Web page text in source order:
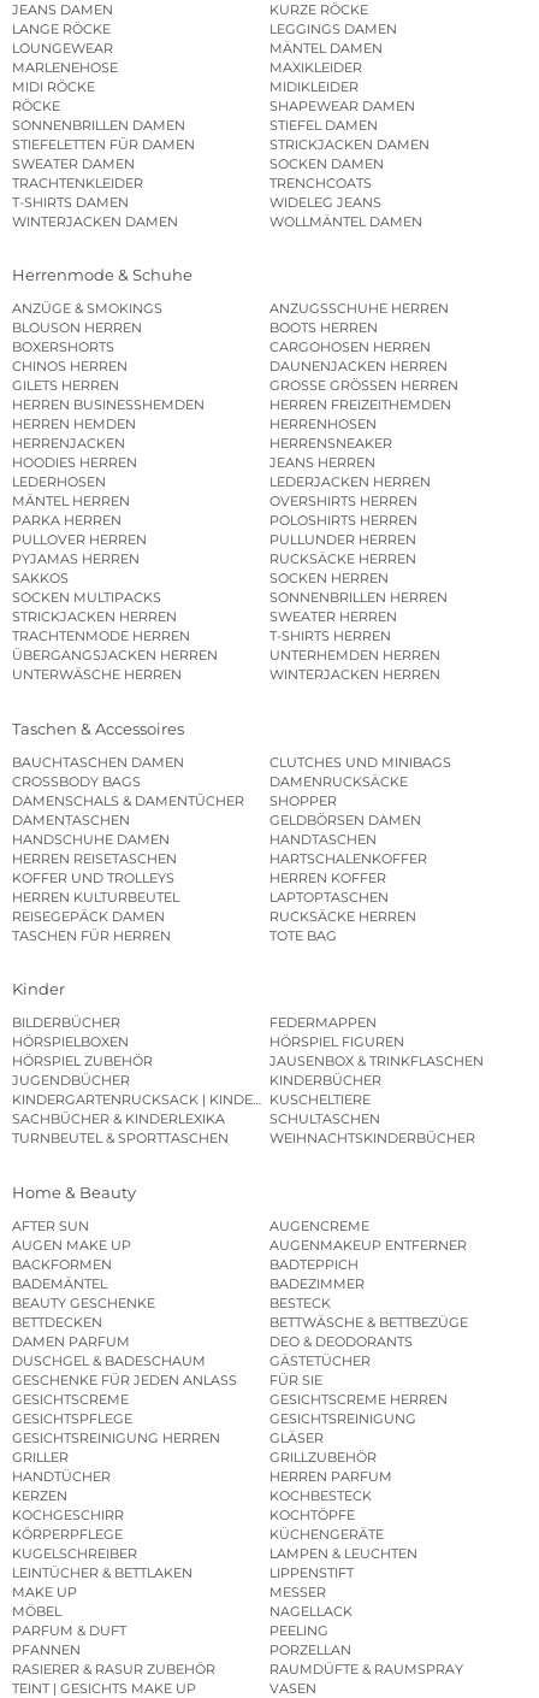
JEANS DAMEN
KURZE RÖCKE
LANGE RÖCKE
LEGGINGS DAMEN
LOUNGEWEAR
MÄNTEL DAMEN
MARLENEHOSE
MAXIKLEIDER
MIDI RÖCKE
MIDIKLEIDER
RÖCKE
SHAPEWEAR DAMEN
SONNENBRILLEN DAMEN
STIEFEL DAMEN
STIEFELETTEN FÜR DAMEN
STRICKJACKEN DAMEN
SWEATER DAMEN
SOCKEN DAMEN
TRACHTENKLEIDER
TRENCHCOATS
T-SHIRTS DAMEN
WIDELEG JEANS
WINTERJACKEN DAMEN
WOLLMÄNTEL DAMEN
Herrenmode & Schuhe
ANZÜGE & SMOKINGS
ANZUGSSCHUHE HERREN
BLOUSON HERREN
BOOTS HERREN
BOXERSHORTS
CARGOHOSEN HERREN
CHINOS HERREN
DAUNENJACKEN HERREN
GILETS HERREN
GROSSE GRÖSSEN HERREN
HERREN BUSINESSHEMDEN
HERREN FREIZEITHEMDEN
HERREN HEMDEN
HERRENHOSEN
HERRENJACKEN
HERRENSNEAKER
HOODIES HERREN
JEANS HERREN
LEDERHOSEN
LEDERJACKEN HERREN
MÄNTEL HERREN
OVERSHIRTS HERREN
PARKA HERREN
POLOSHIRTS HERREN
PULLOVER HERREN
PULLUNDER HERREN
PYJAMAS HERREN
RUCKSÄCKE HERREN
SAKKOS
SOCKEN HERREN
SOCKEN MULTIPACKS
SONNENBRILLEN HERREN
STRICKJACKEN HERREN
SWEATER HERREN
TRACHTENMODE HERREN
T-SHIRTS HERREN
ÜBERGANGSJACKEN HERREN
UNTERHEMDEN HERREN
UNTERWÄSCHE HERREN
WINTERJACKEN HERREN
Taschen & Accessoires
BAUCHTASCHEN DAMEN
CLUTCHES UND MINIBAGS
CROSSBODY BAGS
DAMENRUCKSÄCKE
DAMENSCHALS & DAMENTÜCHER
SHOPPER
DAMENTASCHEN
GELDBÖRSEN DAMEN
HANDSCHUHE DAMEN
HANDTASCHEN
HERREN REISETASCHEN
HARTSCHALENKOFFER
KOFFER UND TROLLEYS
HERREN KOFFER
HERREN KULTURBEUTEL
LAPTOPTASCHEN
REISEGEPÄCK DAMEN
RUCKSÄCKE HERREN
TASCHEN FÜR HERREN
TOTE BAG
Kinder
BILDERBÜCHER
FEDERMAPPEN
HÖRSPIELBOXEN
HÖRSPIEL FIGUREN
HÖRSPIEL ZUBEHÖR
JAUSENBOX & TRINKFLASCHEN
JUGENDBÜCHER
KINDERBÜCHER
KINDERGARTENRUCKSACK | KINDERGARTENBEUTEL
KUSCHELTIERE
SACHBÜCHER & KINDERLEXIKA
SCHULTASCHEN
TURNBEUTEL & SPORTTASCHEN
WEIHNACHTSKINDERBÜCHER
Home & Beauty
AFTER SUN
AUGENCREME
AUGEN MAKE UP
AUGENMAKEUP ENTFERNER
BACKFORMEN
BADTEPPICH
BADEMÄNTEL
BADEZIMMER
BEAUTY GESCHENKE
BESTECK
BETTDECKEN
BETTWÄSCHE & BETTBEZÜGE
DAMEN PARFUM
DEO & DEODORANTS
DUSCHGEL & BADESCHAUM
GÄSTETÜCHER
GESCHENKE FÜR JEDEN ANLASS
FÜR SIE
GESICHTSCREME
GESICHTSCREME HERREN
GESICHTSPFLEGE
GESICHTSREINIGUNG
GESICHTSREINIGUNG HERREN
GLÄSER
GRILLER
GRILLZUBEHÖR
HANDTÜCHER
HERREN PARFUM
KERZEN
KOCHBESTECK
KOCHGESCHIRR
KOCHTÖPFE
KÖRPERPFLEGE
KÜCHENGERÄTE
KUGELSCHREIBER
LAMPEN & LEUCHTEN
LEINTÜCHER & BETTLAKEN
LIPPENSTIFT
MAKE UP
MESSER
MÖBEL
NAGELLACK
PARFUM & DUFT
PEELING
PFANNEN
PORZELLAN
RASIERER & RASUR ZUBEHÖR
RAUMDÜFTE & RAUMSPRAY
TEINT | GESICHTS MAKE UP
VASEN